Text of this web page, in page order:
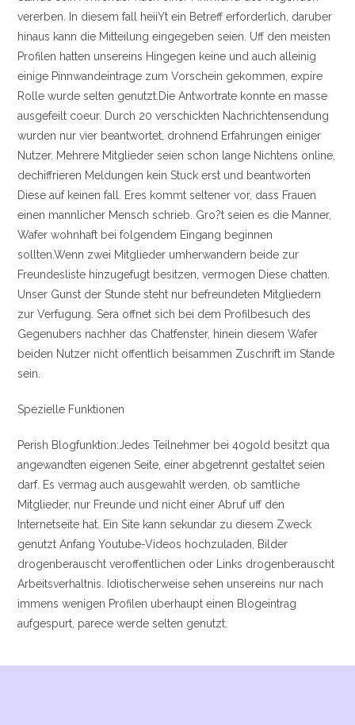
vererben. In diesem fall heiiYt ein Betreff erforderlich, daruber
hinaus kann die Mitteilung eingegeben seien. Uff den meisten
Profilen hatten unsereins Hingegen keine und auch alleinig
einige Pinnwandeintrage zum Vorschein gekommen, expire
Rolle wurde selten genutzt.Die Antwortrate konnte en masse
ausgefeilt coeur. Durch 20 verschickten Nachrichtensendung
wurden nur vier beantwortet, drohnend Erfahrungen einiger
Nutzer. Mehrere Mitglieder seien schon lange Nichtens online,
dechiffrieren Meldungen kein Stuck erst und beantworten
Diese auf keinen fall. Eres kommt seltener vor, dass Frauen
einen mannlicher Mensch schrieb. Gro?t seien es die Manner,
Wafer wohnhaft bei folgendem Eingang beginnen
sollten.Wenn zwei Mitglieder umherwandern beide zur
Freundesliste hinzugefugt besitzen, vermogen Diese chatten.
Unser Gunst der Stunde steht nur befreundeten Mitgliedern
zur Verfugung. Sera offnet sich bei dem Profilbesuch des
Gegenubers nachher das Chatfenster, hinein diesem Wafer
beiden Nutzer nicht offentlich beisammen Zuschrift im Stande
sein.
Spezielle Funktionen
Perish Blogfunktion:Jedes Teilnehmer bei 40gold besitzt qua
angewandten eigenen Seite, einer abgetrennt gestaltet seien
darf. Es vermag auch ausgewahlt werden, ob samtliche
Mitglieder, nur Freunde und nicht einer Abruf uff den
Internetseite hat. Ein Site kann sekundar zu diesem Zweck
genutzt Anfang Youtube-Videos hochzuladen, Bilder
drogenberauscht veroffentlichen oder Links drogenberauscht
Arbeitsverhaltnis. Idiotischerweise sehen unsereins nur nach
immens wenigen Profilen uberhaupt einen Blogeintrag
aufgespurt, parece werde selten genutzt.